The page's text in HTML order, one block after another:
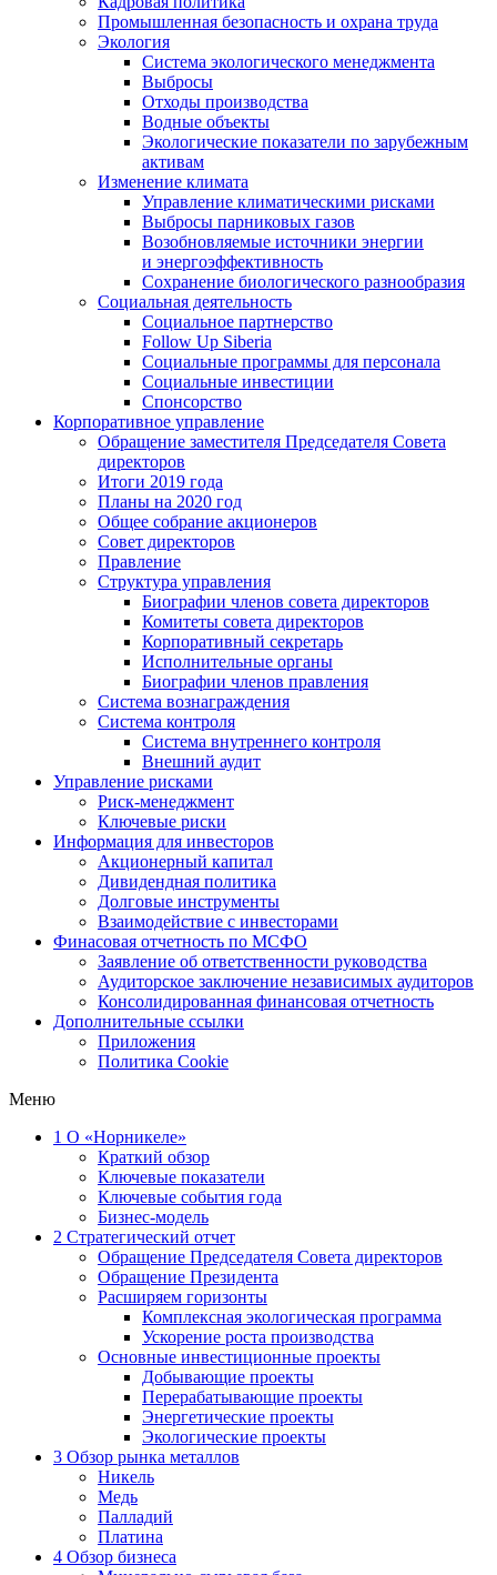
Промышленная безопасность и охрана труда
Экология
Система экологического менеджмента
Выбросы
Отходы производства
Водные объекты
Экологические показатели по зарубежным
активам
Изменение климата
Управление климатическими рисками
Выбросы парниковых газов
Возобновляемые источники энергии
и энергоэффективность
Сохранение биологического разнообразия
Социальная деятельность
Социальное партнерство
Follow Up Siberia
Социальные программы для персонала
Социальные инвестиции
Спонсорство
Корпоративное управление
Обращение заместителя Председателя Совета
директоров
Итоги 2019 года
Планы на 2020 год
Общее собрание акционеров
Совет директоров
Правление
Структура управления
Биографии членов совета директоров
Комитеты совета директоров
Корпоративный секретарь
Исполнительные органы
Биографии членов правления
Система вознаграждения
Система контроля
Система внутреннего контроля
Внешний аудит
Управление рисками
Риск-менеджмент
Ключевые риски
Информация для инвесторов
Акционерный капитал
Дивидендная политика
Долговые инструменты
Взаимодействие с инвеcторами
Финасовая отчетность по МСФО
Заявление об ответственности руководства
Аудиторское заключение независимых аудиторов
Консолидированная финансовая отчетность
Дополнительные ссылки
Приложения
Политика Cookie
Меню
1 О «Норникеле»
Краткий обзор
Ключевые показатели
Ключевые события года
Бизнес-модель
2 Стратегический отчет
Обращение Председателя Совета директоров
Обращение Президента
Расширяем горизонты
Комплексная экологическая программа
Ускорение роста производства
Основные инвестиционные проекты
Добывающие проекты
Перерабатывающие проекты
Энергетические проекты
Экологические проекты
3 Обзор рынка металлов
Никель
Медь
Палладий
Платина
4 Обзор бизнеса